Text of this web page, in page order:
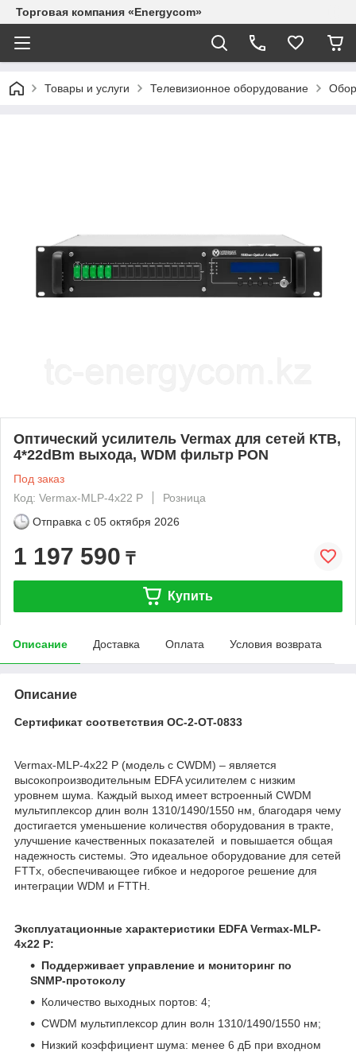
Торговая компания «Energycom»
Товары и услуги Телевизионное оборудование
Оптический усилитель Vermax для сетей КТВ,
4*22dBm выхода, WDM фильтр PON
Под заказ
Код: Vermax-MLP-4x22 P
Розница
Отправка с 05 октября 2026
1 197 590 ₸
Купить
Описание Доставка Оплата Условия возврата
Описание
Сертификат соответствия OC-2-OT-0833
Vermax-MLP-4x22 P (модель с CWDM) – является
высокопроизводительным EDFA усилителем с низким
уровнем шума. Каждый выход имеет встроенный CWDM
мультиплексор длин волн 1310/1490/1550 нм, благодаря чему
достигается уменьшение количествя оборудования в тракте,
улучшение качественных показателей и повышается общая
надежность системы. Это идеальное оборудование для сетей
FTTx, обеспечивающее гибкое и недорогое решение для
интеграции WDM и FTTH.
Эксплуатационные характеристики EDFA Vermax-MLP-
4x22 P:
Поддерживает управление и мониторинг по
SNMP-протоколу
Количество выходных портов: 4;
CWDM мультиплексор длин волн 1310/1490/1550 нм;
Низкий коэффициент шума: менее 6 дБ при входном